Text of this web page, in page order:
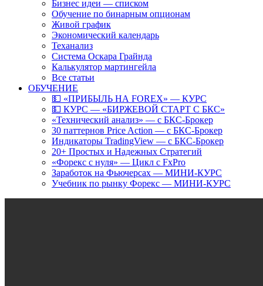
Бизнес идеи — списком
Обучение по бинарным опционам
Живой график
Экономический календарь
Теханализ
Система Оскара Грайнда
Калькулятор мартингейла
Все статьи
ОБУЧЕНИЕ
💵 «ПРИБЫЛЬ НА FOREX» — КУРС
💵 КУРС — «БИРЖЕВОЙ СТАРТ С БКС»
«Технический анализ» — с БКС-Брокер
30 паттернов Price Action — с БКС-Брокер
Индикаторы TradingView — с БКС-Брокер
20+ Простых и Надежных Стратегий
«Форекс с нуля» — Цикл с FxPro
Заработок на Фьючерсах — МИНИ-КУРС
Учебник по рынку Форекс — МИНИ-КУРС